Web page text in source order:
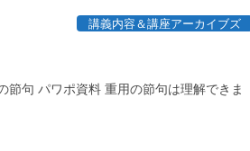
講義内容＆講座アーカイブズ
句 パワポ資料 重用の節句は理解できま